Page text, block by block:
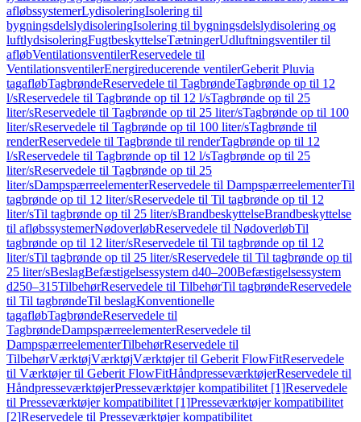
afløbssystemerLydisoleringIsolering til
bygningsdelslydisoleringIsolering til bygningsdelslydisolering og
luftlydsisoleringFugtbeskyttelseTætningerUdluftningsventiler til
afløbVentilationsventilerReservedele til
VentilationsventilerEnergireducerende ventilerGeberit Pluvia
tagafløbTagbrøndeReservedele til TagbrøndeTagbrønde op til 12
l/sReservedele til Tagbrønde op til 12 l/sTagbrønde op til 25
liter/sReservedele til Tagbrønde op til 25 liter/sTagbrønde op til 100
liter/sReservedele til Tagbrønde op til 100 liter/sTagbrønde til
renderReservedele til Tagbrønde til renderTagbrønde op til 12
l/sReservedele til Tagbrønde op til 12 l/sTagbrønde op til 25
liter/sReservedele til Tagbrønde op til 25
liter/sDampspærreelementerReservedele til DampspærreelementerTil
tagbrønde op til 12 liter/sReservedele til Til tagbrønde op til 12
liter/sTil tagbrønde op til 25 liter/sBrandbeskyttelseBrandbeskyttelse
til afløbssystemerNødoverløbReservedele til NødoverløbTil
tagbrønde op til 12 liter/sReservedele til Til tagbrønde op til 12
liter/sTil tagbrønde op til 25 liter/sReservedele til Til tagbrønde op til
25 liter/sBeslagBefæstigelsessystem d40–200Befæstigelsessystem
d250–315TilbehørReservedele til TilbehørTil tagbrøndeReservedele
til Til tagbrøndeTil beslagKonventionelle
tagafløbTagbrøndeReservedele til
TagbrøndeDampspærreelementerReservedele til
DampspærreelementerTilbehørReservedele til
TilbehørVærktøjVærktøjVærktøjer til Geberit FlowFitReservedele
til Værktøjer til Geberit FlowFitHåndpresseværktøjerReservedele til
HåndpresseværktøjerPresseværktøjer kompatibilitet [1]Reservedele
til Presseværktøjer kompatibilitet [1]Presseværktøjer kompatibilitet
[2]Reservedele til Presseværktøjer kompatibilitet